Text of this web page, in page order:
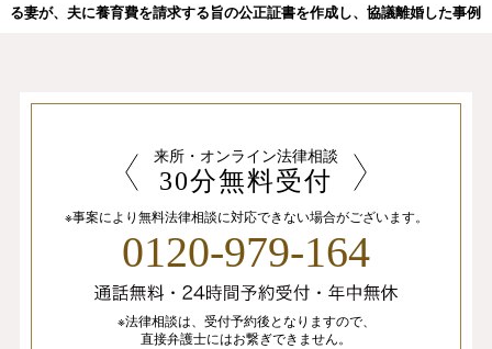
る妻が、夫に養育費を請求する旨の公正証書を作成し、協議離婚した事例
来所・オンライン法律相談
30分無料受付
※事案により無料法律相談に対応できない場合がございます。
0120-979-164
※法律相談は、 受付予約後となりますので、
直接弁護士にはお繋ぎできません。